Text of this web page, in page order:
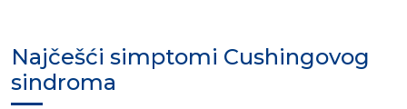
Najčešći simptomi Cushingovog
sindroma